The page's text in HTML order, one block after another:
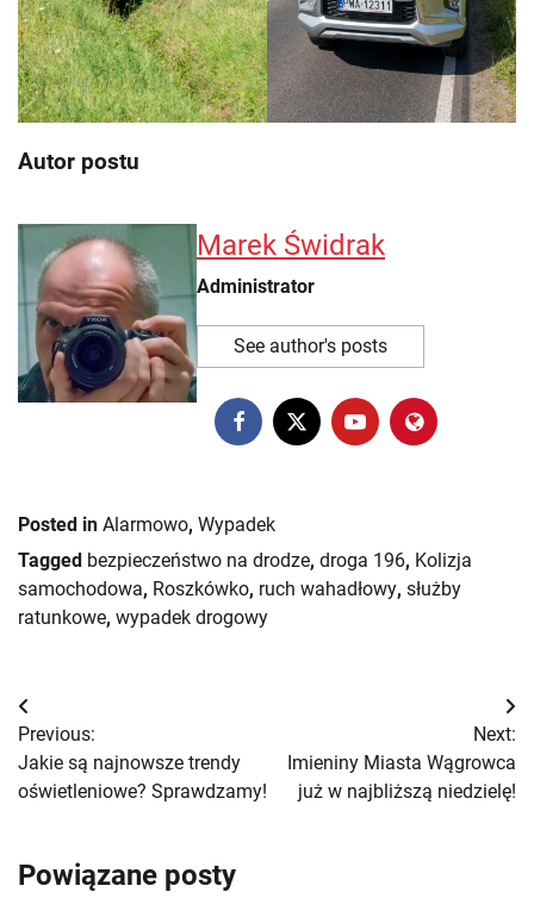
Autor postu
Marek Świdrak
Administrator
See author's posts
Posted in Alarmowo, Wypadek
Tagged bezpieczeństwo na drodze, droga 196, Kolizja
samochodowa, Roszkówko, ruch wahadłowy, służby
ratunkowe, wypadek drogowy
Nawigacja
wpisu
Previous:
Jakie są najnowsze trendy
oświetleniowe? Sprawdzamy!
Next:
Imieniny Miasta Wągrowca
już w najbliższą niedzielę!
Powiązane posty